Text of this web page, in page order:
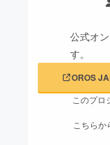
ビジネ
まちづ
CAMPFIRE
公式オ
す。
OROS
このプロ
こちらか